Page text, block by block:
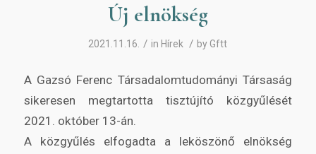
Új elnökség
2021.11.16. / in Hírek / by Gftt
A Gazsó Ferenc Társadalomtudományi Társaság
sikeresen megtartotta tisztújító közgyűlését
2021. október 13-án.
A közgyűlés elfogadta a leköszönő elnökség